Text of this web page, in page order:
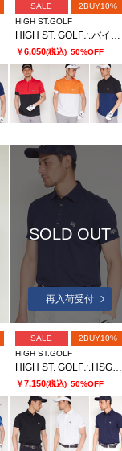
SALE
2BUY10%
HIGH ST.GOLF
HIGH ST. GOLF∴バイカラー 半袖スタンドハーフジップシャツ
￥6,050(税込) 50%OFF
SOLD OUT
再入荷受付
SALE
2BUY10%
HIGH ST.GOLF
HIGH ST. GOLF∴HSGロゴ鹿の子ポロシャツ ＜AdE＞
￥7,150(税込) 50%OFF